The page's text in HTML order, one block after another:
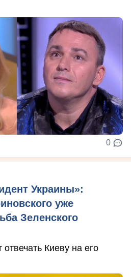
0
Украины»:
уже
Зеленского
Киеву на его